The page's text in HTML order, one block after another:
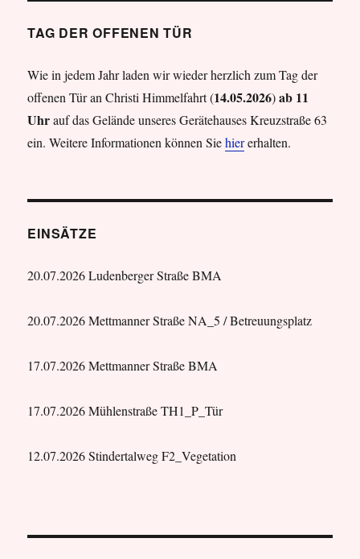
TAG DER OFFENEN TÜR
Wie in jedem Jahr laden wir wieder herzlich zum Tag der
offenen Tür an Christi Himmelfahrt (14.05.2026)ab 11
Uhrauf das Gelände unseres Gerätehauses Kreuzstraße 63
ein. Weitere Informationen können Siehiererhalten.
EINSÄTZE
20.07.2026 Ludenberger Straße BMA
20.07.2026 Mettmanner Straße NA_5 / Betreuungsplatz
17.07.2026 Mettmanner Straße BMA
17.07.2026 Mühlenstraße TH1_P_Tür
12.07.2026 Stindertalweg F2_Vegetation